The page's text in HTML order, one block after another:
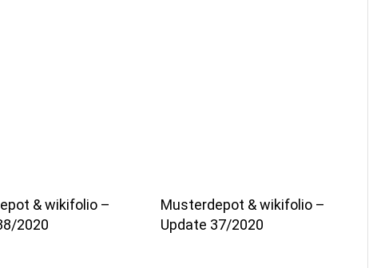
& wikifolio –
2020
Musterdepot & wikifolio –
Update 37/2020